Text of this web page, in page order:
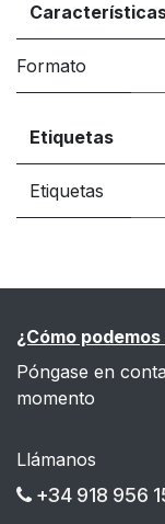
Formato
Etiquetas
Etiquetas
¿Cómo
Póngase en
momento
Llámanos
+34 918 956